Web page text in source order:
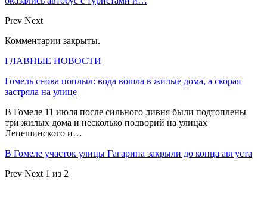
Prev Next
Комментарии закрыты.
ГЛАВНЫЕ НОВОСТИ
Гомель снова поплыл: вода вошла в жилые дома, а скорая
застряла на улице
В Гомеле 11 июля после сильного ливня были подтоплены
три жилых дома и несколько подворий на улицах
Лепешинского и…
В Гомеле участок улицы Гагарина закрыли до конца августа
Prev Next 1 из 2